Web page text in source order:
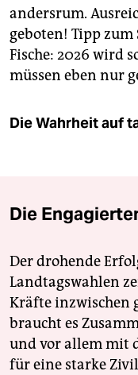
andersrum.
geboten! Tipp
Fische: 2026 wird
müssen eben nur
Die Wahrheit auf
Die
Der drohende
Landtagswahlen
Kräfte inzwischen
braucht es
und vor allem mit
für eine starke